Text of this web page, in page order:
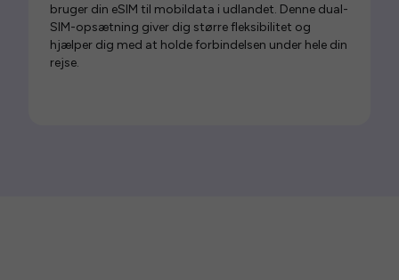
bruger din eSIM til mobildata i udlandet. Denne dual-
SIM-opsætning giver dig større fleksibilitet og
hjælper dig med at holde forbindelsen under hele din
rejse.